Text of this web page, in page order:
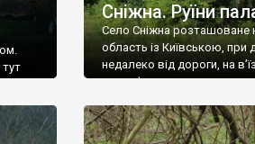
[…]
Сніжна. Руїни
Село Сніжна розташоване
область із Київською, при
недалеко від дороги, на
рельєфне пано, яке
дороги їх не видно, але
[…]